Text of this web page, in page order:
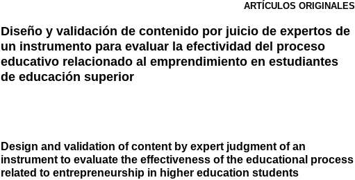
ARTÍCULOS ORIGINALES
Diseño y validación de contenido por juicio de expertos de
un instrumento para evaluar la efectividad del proceso
educativo relacionado al emprendimiento en estudiantes
de educación superior
Design and validation of content by expert judgment of an
instrument to evaluate the effectiveness of the educational process
related to entrepreneurship in higher education students